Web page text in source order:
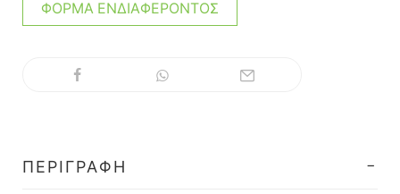
ΦΌΡΜΑ ΕΝΔΙΑΦΈΡΟΝΤΟΣ
ΠΕΡΙΓΡΑΦΉ